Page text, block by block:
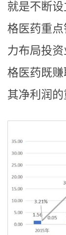
就是不断
格医药重
力布局投
格医药既
其净利润的